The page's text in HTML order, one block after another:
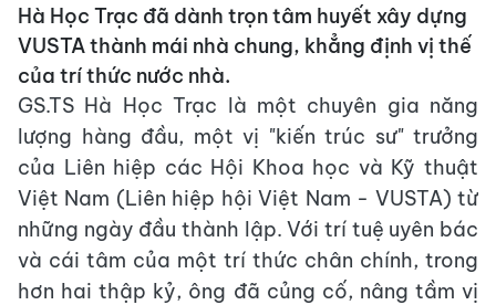
Hà Học Trạc đã dành trọn tâm huyết xây dựng
VUSTA thành mái nhà chung, khẳng định vị thế
của trí thức nước nhà.
GS.TS Hà Học Trạc là một chuyên gia năng
lượng hàng đầu, một vị "kiến trúc sư" trưởng
của Liên hiệp các Hội Khoa học và Kỹ thuật
Việt Nam (Liên hiệp hội Việt Nam - VUSTA) từ
những ngày đầu thành lập. Với trí tuệ uyên bác
và cái tâm của một trí thức chân chính, trong
hơn hai thập kỷ, ông đã củng cố, nâng tầm vị